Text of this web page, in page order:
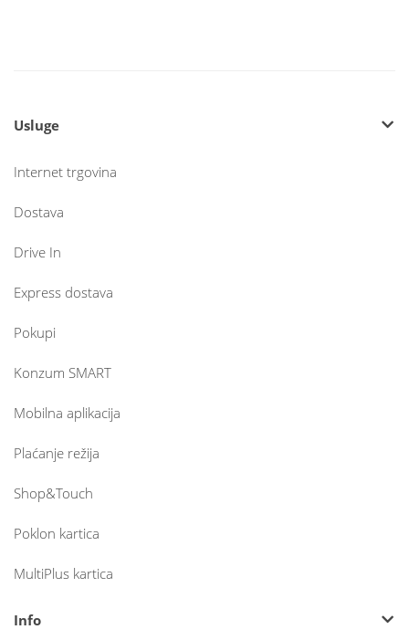
Usluge
Internet trgovina
Dostava
Drive In
Express dostava
Pokupi
Konzum SMART
Mobilna aplikacija
Plaćanje režija
Shop&Touch
Poklon kartica
MultiPlus kartica
Info